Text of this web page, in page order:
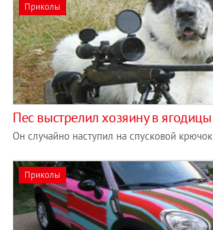
Приколы
Пес выстрелил хозяину в ягодицы
Он случайно наступил на спусковой крючок
Приколы